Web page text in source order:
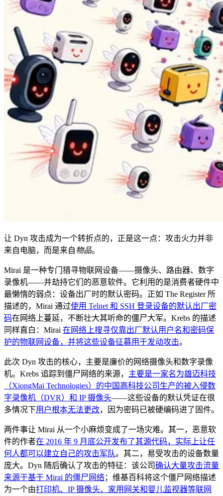
让 Dyn 攻击成为一个转折点的，正是这一点：攻击火力并非
来自电脑，而是来自物品。
Mirai 是一种专门猎寻物联网设备——摄像头、路由器、数字
录像机——并劫持它们的恶意软件。它利用的是消费者硬件中
最懒惰的弱点：设备出厂时的默认密码。正如 The Register 所
描述的，Mirai 通过使用 Telnet 和 SSH 登录设备的默认出厂密
码在网络上蔓延，不断壮大其听命的僵尸大军。Krebs 的描述
同样直白：Mirai 在网络上搜寻仅靠出厂默认用户名和密码保
护的物联网设备，并将这些设备征募用于发动攻击。
此次 Dyn 攻击的核心，主要是廉价的网络摄像头和数字录像
机。Krebs 追踪到僵尸网络的来源， 主要是一家名为雄迈科技
（XiongMai Technologies）的中国高科技公司生产的被入侵数
字录像机（DVR）和 IP 摄像头——这些设备的默认凭证在很
多情况下用户根本无法更改，因为密码已被硬编码进了固件。
两件事让 Mirai 从一个小麻烦变成了一场灾难。其一，恶意软
件的作者在 2016 年 9 月底公开发布了其源代码，实际上让任
何人都可以建立自己的攻击军队。其二，易受攻击的设备数量
庞大。Dyn 随后确认了攻击的特征：该公司确认大量攻击流量
来源于基于 Mirai 的僵尸网络；维基百科将这个僵尸网络描述
为一个由打印机、IP 摄像头、家用网关和婴儿监视器等联网